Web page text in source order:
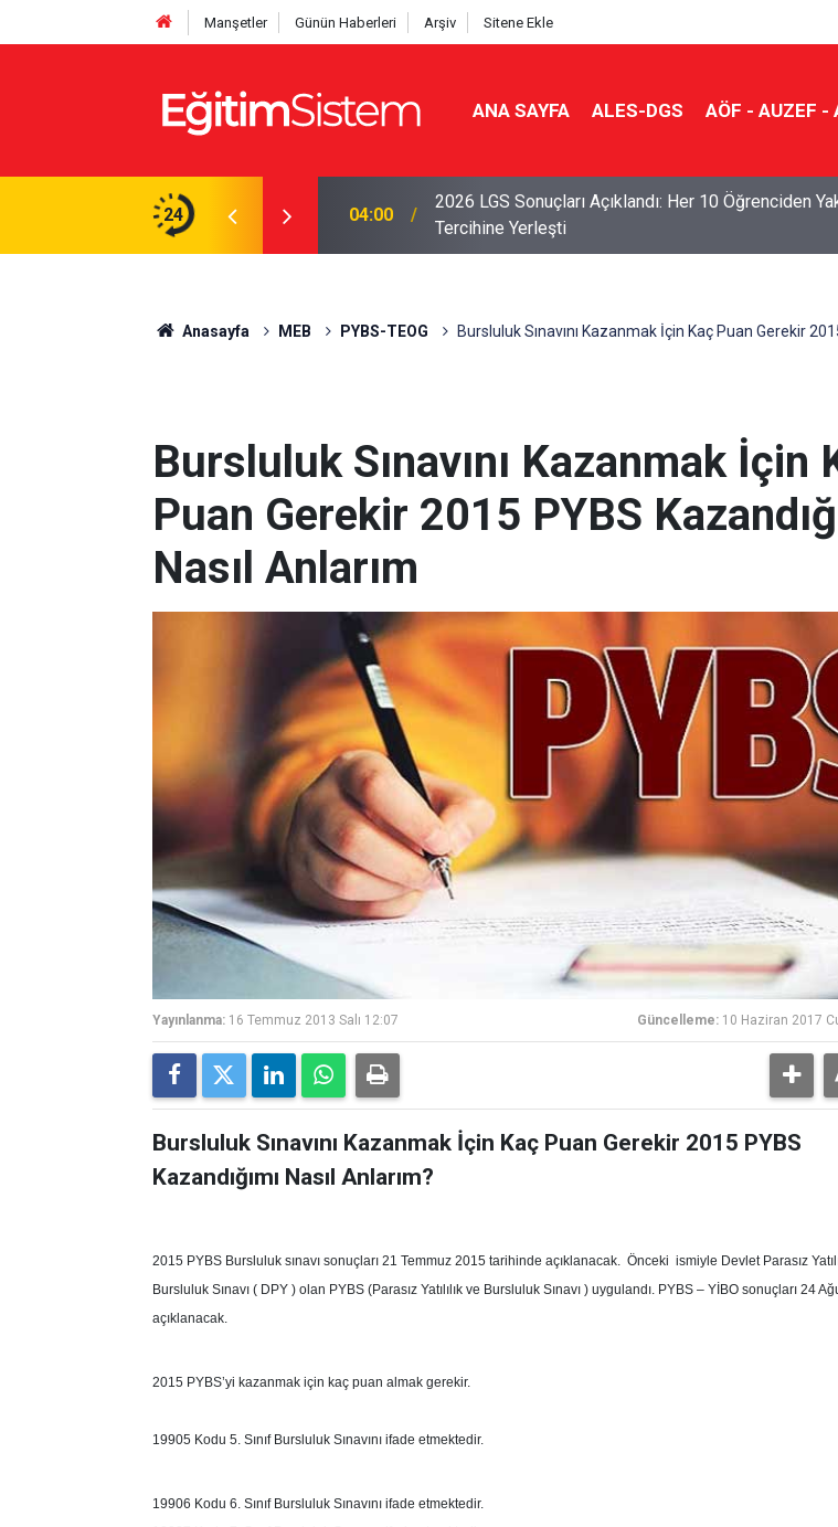
Manşetler Günün Haberleri Arşiv Sitene Ekle
ANA SAYFA ALES-DGS AÖF - AUZEF -
24
Sınavla Alan Liseler Yüzde 95,76
04:00
2026 LGS Sonuçları Açıklandı: Her 10 Öğrenciden
Tercihine Yerleşti
Anasayfa MEB PYBS-TEOG Bursluluk Sınavını Kazanmak İçin Kaç Puan Gerekir
Bursluluk Sınavını Kazanmak İçin
Puan Gerekir 2015 PYBS
Nasıl Anlarım
Yayınlanma: 16 Temmuz 2013 Salı 12:07 Güncelleme: 10 Haziran 2017
Bursluluk Sınavını Kazanmak İçin Kaç Puan Gerekir 2015 PYBS
Kazandığımı Nasıl Anlarım?
2015 PYBS Bursluluk sınavı sonuçları 21 Temmuz 2015 tarihinde açıklanacak. Önceki ismiyle Devlet Parasız
Bursluluk Sınavı ( DPY ) olan PYBS (Parasız Yatılılık ve Bursluluk Sınavı ) uygulandı. PYBS – YİBO sonuçları 24
açıklanacak.
2015 PYBS’yi kazanmak için kaç puan almak gerekir.
19905 Kodu 5. Sınıf Bursluluk Sınavını ifade etmektedir.
19906 Kodu 6. Sınıf Bursluluk Sınavını ifade etmektedir.